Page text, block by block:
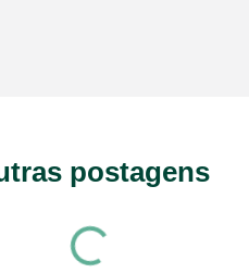
postagens